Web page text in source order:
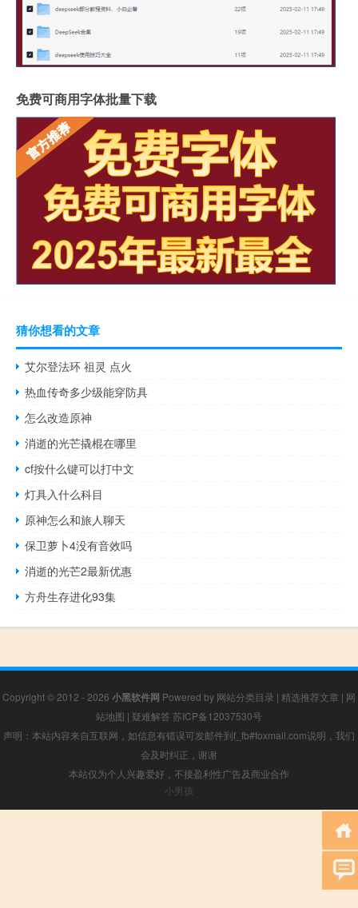
免费可商用字体批量下载
猜你想看的文章
艾尔登法环 祖灵 点火
热血传奇多少级能穿防具
怎么改造原神
消逝的光芒撬棍在哪里
cf按什么键可以打中文
灯具入什么科目
原神怎么和旅人聊天
保卫萝卜4没有音效吗
消逝的光芒2最新优惠
方舟生存进化93集
Copyright © 2012 - 2026 小黑软件网 Powered by 网站分类目录 | 精选推荐文章 | 网
站地图 | 疑难解答 苏ICP备12037530号
声明：本站内容来自互联网，如信息有错误可发邮件到f_fb#foxmail.com说明，我们
会及时纠正，谢谢
本站仅为个人兴趣爱好，不接盈利性广告及商业合作
小男孩